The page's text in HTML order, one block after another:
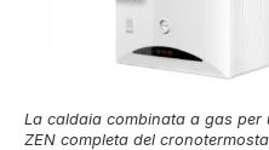
La caldaia combinata a gas per
ZEN completa del